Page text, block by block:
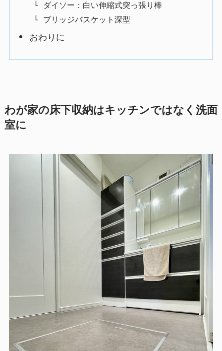
ダイソー：白い伸縮式突っ張り棒
ブリッジバスケット深型
おわりに
わが家の床下収納はキッチンではなく洗面
室に